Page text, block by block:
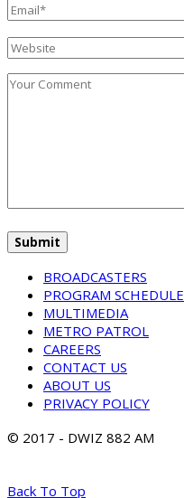
BROADCASTERS
PROGRAM SCHEDULE
MULTIMEDIA
METRO PATROL
CAREERS
CONTACT US
ABOUT US
PRIVACY POLICY
© 2017 - DWIZ 882 AM
Back To Top